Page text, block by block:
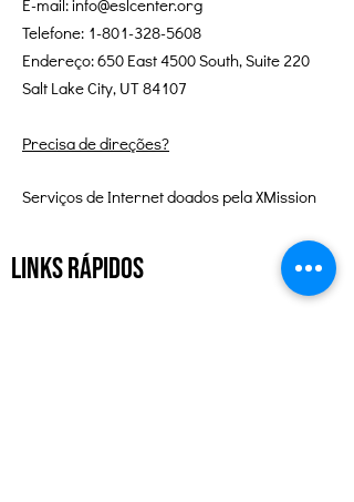
E-mail:info@eslcenter.org
Telefone: 1-801-328-5608
Endereço: 650 East 4500 South, Suite 220
Salt Lake City, UT 84107
Precisa de direções?
Serviços de Internet doados pela XMission
Links Rápidos